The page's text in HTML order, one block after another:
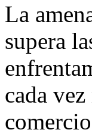
La
supera
cada